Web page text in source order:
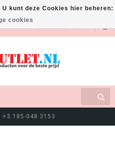
EUR
+3.185-048 3153
kunt deze Cookies hier beheren:
cookies